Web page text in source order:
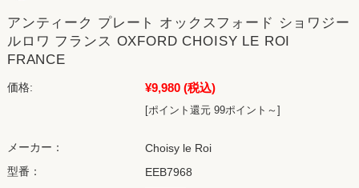
アンティーク プレート オックスフォード ショワジー
ルロワ フランス OXFORD CHOISY LE ROI
FRANCE
価格: ¥9,980 (税込)
[ポイント還元 99ポイント～]
メーカー：
Choisy le Roi
型番：
EEB7968